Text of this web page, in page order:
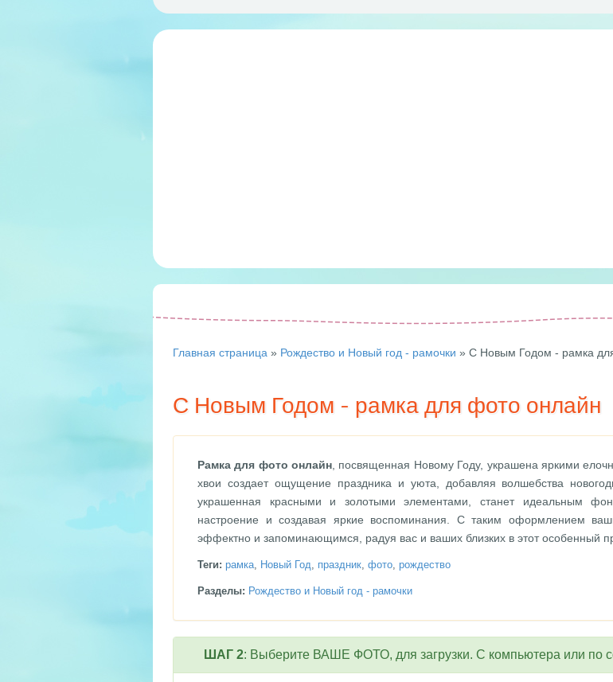
Главная страница » Рождество и Новый год - рамочки » С Новым Годом - рамка
С Новым Годом - рамка для фото онлайн
Рамка для фото онлайн , посвященная Новому Году, украшена яркими
хвои создает ощущение праздника и уюта, добавляя волшебства
украшенная красными и золотыми элементами, станет идеальным
настроение и создавая яркие воспоминания. С таким оформлением
эффектно и запоминающимся, радуя вас и ваших близких в этот особенный
Теги: рамка, Новый Год, праздник, фото, рождество
Разделы: Рождество и Новый год - рамочки
ШАГ 2: Выберите ВАШЕ ФОТО, для загрузки. С компьютера или по